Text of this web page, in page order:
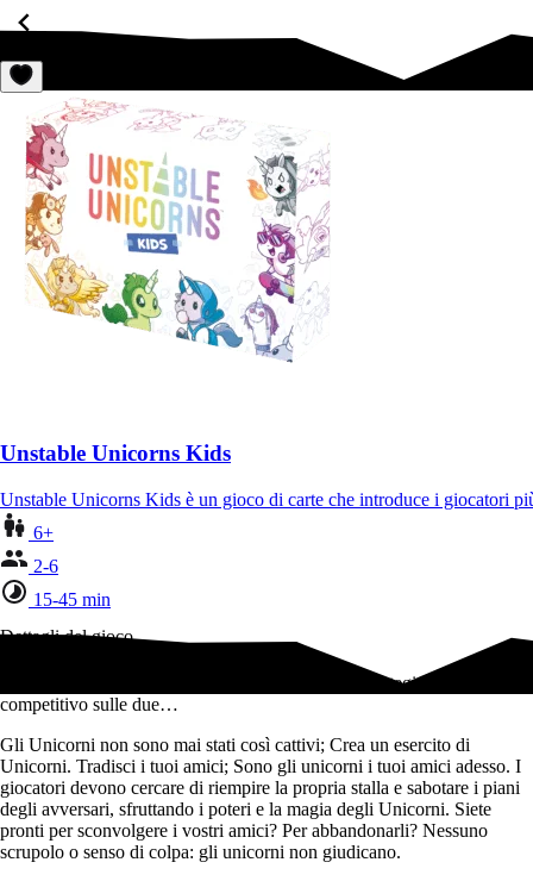
Unstable Unicorns Kids
Unstable Unicorns Kids è un gioco di carte che introduce i giocatori
6+
2-6
15-45 min
Dettagli del gioco
Una versione vieteta ai minori del gioco di carte strategico e altamente
competitivo sulle due…
Gli Unicorni non sono mai stati così cattivi; Crea un esercito di
Unicorni. Tradisci i tuoi amici; Sono gli unicorni i tuoi amici adesso. I
giocatori devono cercare di riempire la propria stalla e sabotare i piani
degli avversari, sfruttando i poteri e la magia degli Unicorni. Siete
pronti per sconvolgere i vostri amici? Per abbandonarli? Nessuno
scrupolo o senso di colpa: gli unicorni non giudicano.